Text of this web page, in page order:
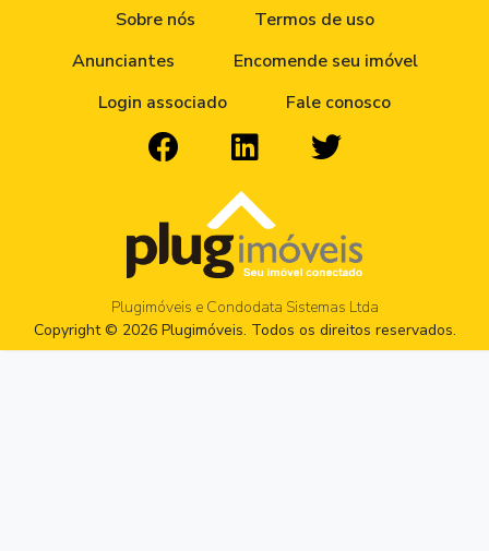
Sobre nós
Termos de uso
Anunciantes
Encomende seu imóvel
Login associado
Fale conosco
Plugimóveis e Condodata Sistemas Ltda
Copyright © 2026 Plugimóveis. Todos os direitos reservados.